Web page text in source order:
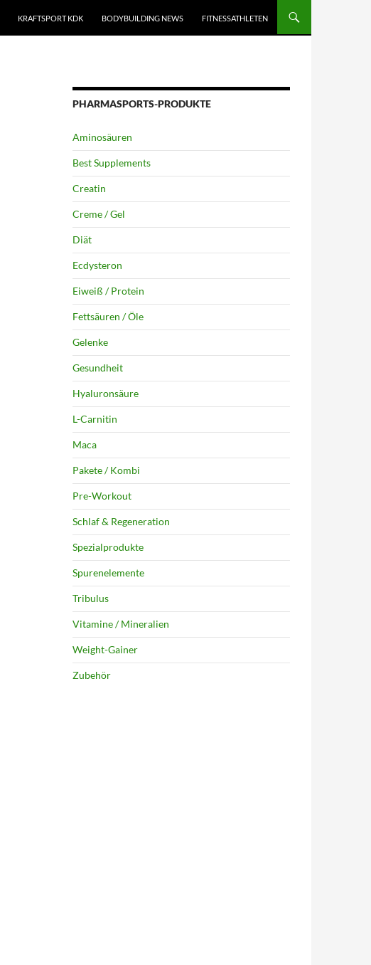
KRAFTSPORT KDK BODYBUILDING NEWS FITNESSATHLETEN
PHARMASPORTS-PRODUKTE
Aminosäuren
Best Supplements
Creatin
Creme / Gel
Diät
Ecdysteron
Eiweiß / Protein
Fettsäuren / Öle
Gelenke
Gesundheit
Hyaluronsäure
L-Carnitin
Maca
Pakete / Kombi
Pre-Workout
Schlaf & Regeneration
Spezialprodukte
Spurenelemente
Tribulus
Vitamine / Mineralien
Weight-Gainer
Zubehör